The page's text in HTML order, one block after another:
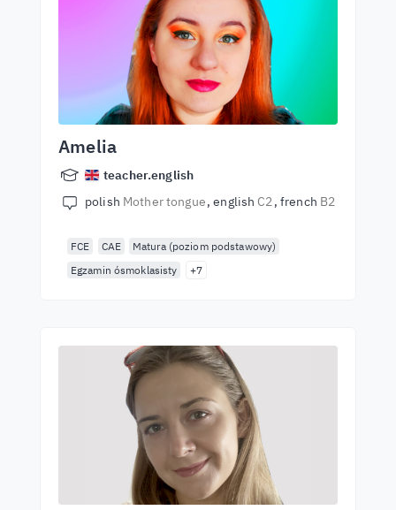
Amelia
teacher.english
polish Mother tongue english C2 french B2
FCE CAE
Matura (poziom podstawowy)
Egzamin ósmoklasisty
+7